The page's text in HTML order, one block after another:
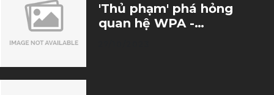
'Thủ phạm' phá hỏng
quan hệ WPA -